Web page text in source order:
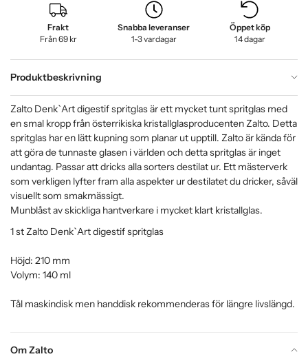
Frakt
Från 69 kr
Snabba leveranser
1-3 vardagar
Öppet köp
14 dagar
Produktbeskrivning
Om Zalto
Zalto Denk`Art digestif spritglas är ett mycket tunt spritglas med
en smal kropp från österrikiska kristallglasproducenten Zalto. Detta
spritglas har en lätt kupning som planar ut upptill. Zalto är kända för
att göra de tunnaste glasen i världen och detta spritglas är inget
undantag. Passar att dricks alla sorters destilat ur. Ett mästerverk
som verkligen lyfter fram alla aspekter ur destilatet du dricker, såväl
visuellt som smakmässigt.
Munblåst av skickliga hantverkare i mycket klart kristallglas.
1 st Zalto Denk`Art digestif spritglas
Höjd: 210 mm
Volym: 140 ml
Tål maskindisk men handdisk rekommenderas för längre livslängd.